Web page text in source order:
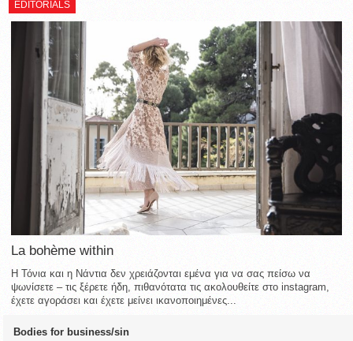
EDITORIALS
La bohème within
Η Τόνια και η Νάντια δεν χρειάζονται εμένα για να σας πείσω να
ψωνίσετε – τις ξέρετε ήδη, πιθανότατα τις ακολουθείτε στο instagram,
έχετε αγοράσει και έχετε μείνει ικανοποιημένες...
Bodies for business/sin